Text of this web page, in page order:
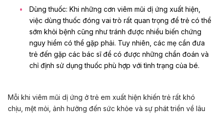
Dùng thuốc: Khi những cơn viêm mũi dị ứng xuất hiện,
việc dùng thuốc đóng vai trò rất quan trọng để trẻ có thể
sớm khỏi bệnh cũng như tránh được nhiều biến chứng
nguy hiểm có thể gặp phải. Tuy nhiên, các mẹ cần đưa
trẻ đến gặp các bác sĩ để có được những chẩn đoán và
chỉ định sử dụng thuốc phù hợp với tình trạng của bé.
Mỗi khi viêm mũi dị ứng ở trẻ em xuất hiện khiến trẻ rất khó
chịu, mệt mỏi, ảnh hưởng đến sức khỏe và sự phát triển về lâu